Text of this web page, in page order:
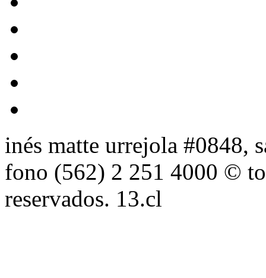
inés matte urrejola #0848,
fono (562) 2 251 4000 ©
reservados. 13.cl